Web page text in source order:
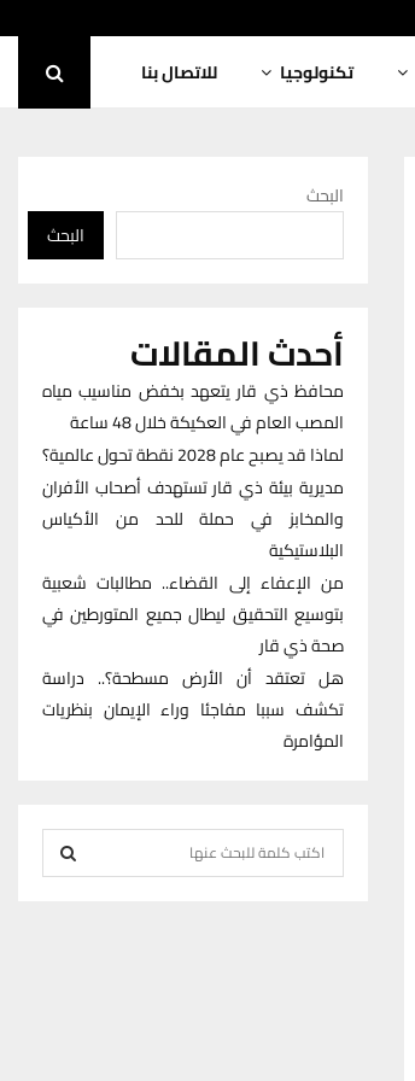
تكنولوجيا للاتصال بنا
البحث
البحث
أحدث المقالات
محافظ ذي قار يتعهد بخفض مناسيب مياه
المصب العام في العكيكة خلال 48 ساعة
لماذا قد يصبح عام 2028 نقطة تحول عالمية؟
مديرية بيئة ذي قار تستهدف أصحاب الأفران
والمخابز في حملة للحد من الأكياس
البلاستيكية
من الإعفاء إلى القضاء.. مطالبات شعبية
بتوسيع التحقيق ليطال جميع المتورطين في
صحة ذي قار
هل تعتقد أن الأرض مسطحة؟.. دراسة
تكشف سببا مفاجئا وراء الإيمان بنظريات
المؤامرة
e